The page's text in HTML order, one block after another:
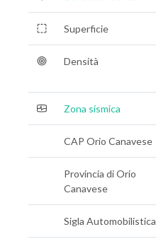
Superficie
Densità
Zona sismica
CAP Orio Canavese
Provincia di Orio
Canavese
Sigla Automobilistica